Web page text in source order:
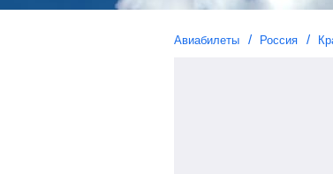
Авиабилеты Россия